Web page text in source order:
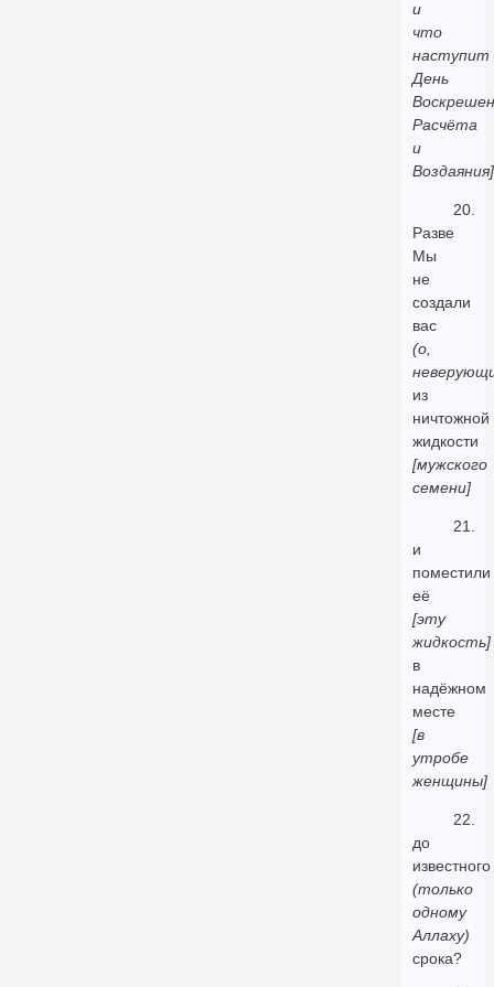
и
что
наступит
День
Расчёта
и
Воздаяния]
20.
Разве
Мы
не
создали
вас
(о,
из
ничтожной
жидкости
[мужского
семени]
21.
и
поместили
её
[эту
жидкость]
в
надёжном
месте
[в
утробе
женщины]
22.
до
известного
(только
одному
Аллаху)
срока?